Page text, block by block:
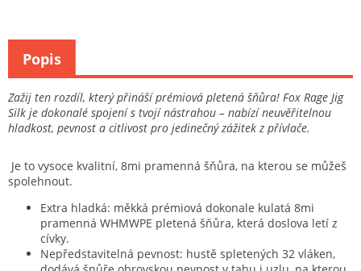
Zažij ten rozdíl, který přináší prémiová pletená šňůra! Fox Rage Jig
Silk je dokonalé spojení s tvojí nástrahou – nabízí neuvěřitelnou
hladkost, pevnost a citlivost pro jedinečný zážitek z přívlače.
Je to vysoce kvalitní, 8mi pramenná šňůra, na kterou se můžeš
spolehnout.
Extra hladká: měkká prémiová dokonale kulatá 8mi
pramenná WHMWPE pletená šňůra, která doslova letí z
cívky.
Nepředstavitelná pevnost: hustě spletených 32 vláken,
Popis